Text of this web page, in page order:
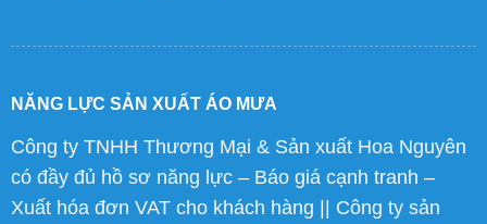
NĂNG LỰC SẢN XUẤT ÁO MƯA
Công ty TNHH Thương Mại & Sản xuất Hoa Nguyên
có đầy đủ hồ sơ năng lực – Báo giá cạnh tranh –
Xuất hóa đơn VAT cho khách hàng || Công ty sản